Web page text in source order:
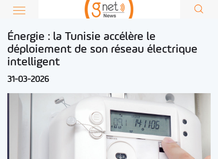
Énergie : la Tunisie accélère le
déploiement de son réseau électrique
intelligent
31-03-2026